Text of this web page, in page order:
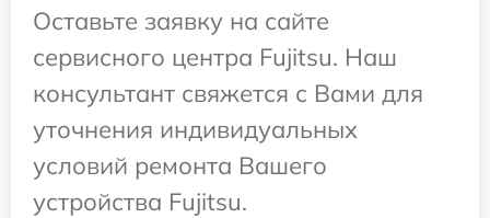
Оставьте заявку на сайте
сервисного центра Fujitsu. Наш
консультант свяжется с Вами для
уточнения индивидуальных
условий ремонта Вашего
устройства Fujitsu.